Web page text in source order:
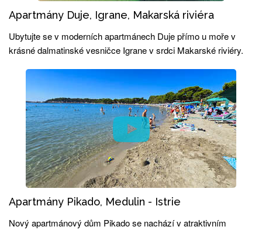
Apartmány Duje, Igrane, Makarská riviéra
Ubytujte se v moderních apartmánech Duje přímo u moře v
krásné dalmatinské vesničce Igrane v srdci Makarské riviéry.
Apartmány Pikado, Medulin - Istrie
Nový apartmánový dům Pikado se nachází v atraktivním